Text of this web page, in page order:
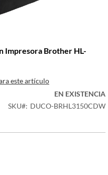
Impresora Brother HL-
este artículo
EN EXISTENCIA
SKU
DUCO-BRHL3150CDW